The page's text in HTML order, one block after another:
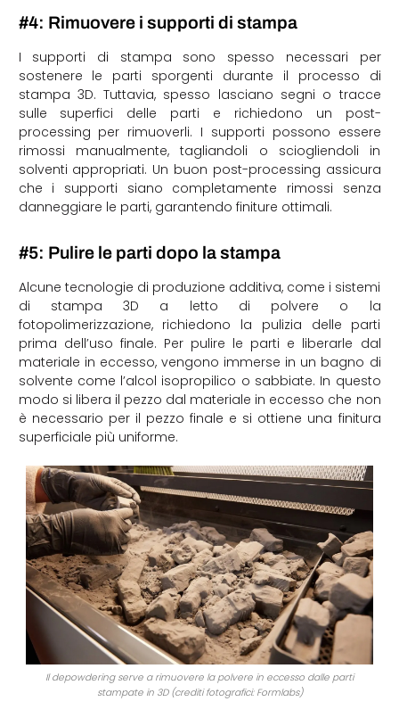
#4: Rimuovere i supporti di stampa
I supporti di stampa sono spesso necessari per
sostenere le parti sporgenti durante il processo di
stampa 3D. Tuttavia, spesso lasciano segni o tracce
sulle superfici delle parti e richiedono un post-
processing per rimuoverli. I supporti possono essere
rimossi manualmente, tagliandoli o sciogliendoli in
solventi appropriati. Un buon post-processing assicura
che i supporti siano completamente rimossi senza
danneggiare le parti, garantendo finiture ottimali.
#5: Pulire le parti dopo la stampa
Alcune tecnologie di produzione additiva, come i sistemi
di stampa 3D a letto di polvere o la
fotopolimerizzazione, richiedono la pulizia delle parti
prima dell’uso finale. Per pulire le parti e liberarle dal
materiale in eccesso, vengono immerse in un bagno di
solvente come l’alcol isopropilico o sabbiate. In questo
modo si libera il pezzo dal materiale in eccesso che non
è necessario per il pezzo finale e si ottiene una finitura
superficiale più uniforme.
Il depowdering serve a rimuovere la polvere in eccesso dalle parti
stampate in 3D (crediti fotografici: Formlabs)